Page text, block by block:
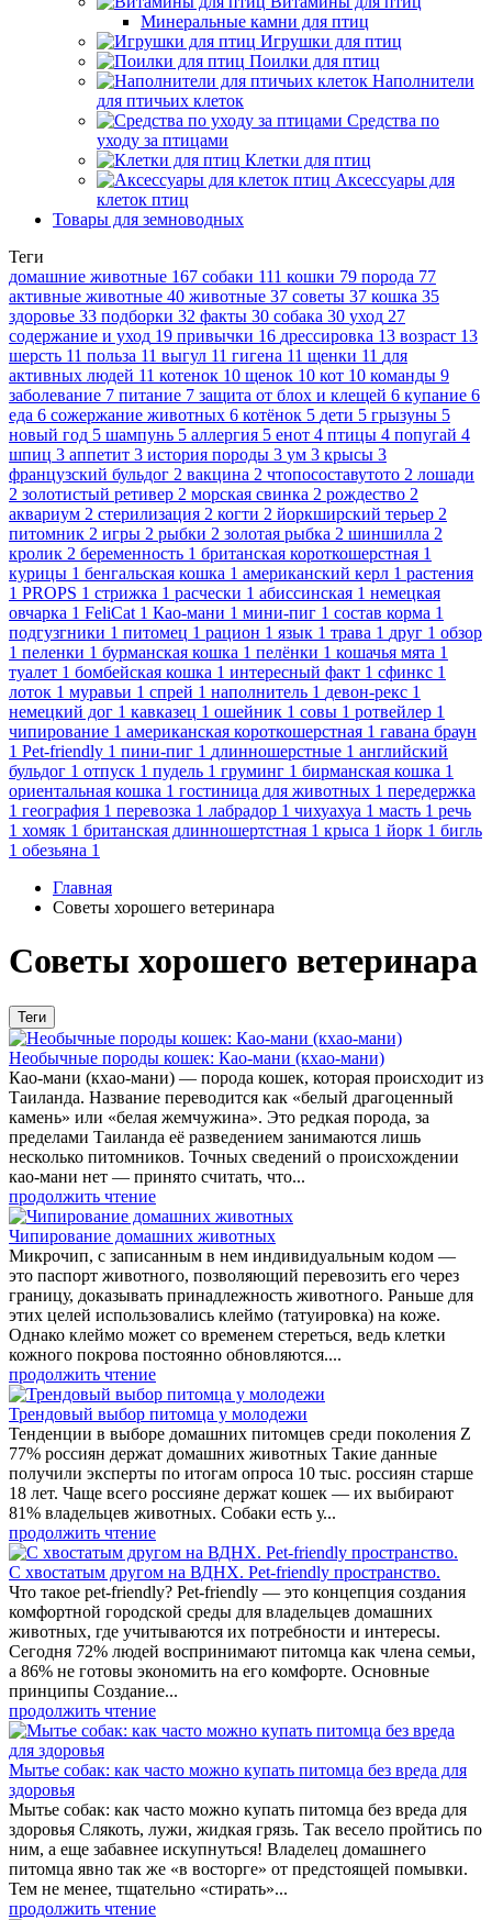
Минеральные камни для птиц
Игрушки для птиц
Поилки для птиц
Наполнители
для птичьих клеток
Средства по
уходу за птицами
Клетки для птиц
Аксессуары для
клеток птиц
Товары для земноводных
Теги
домашние животные 167 собаки 111 кошки 79 порода 77
активные животные 40 животные 37 советы 37 кошка 35
здоровье 33 подборки 32 факты 30 собака 30 уход 27
содержание и уход 19 привычки 16 дрессировка 13 возраст 13
шерсть 11 польза 11 выгул 11 гигена 11 щенки 11 для
активных людей 11 котенок 10 щенок 10 кот 10 команды 9
заболевание 7 питание 7 защита от блох и клещей 6 купание 6
еда 6 сожержание животных 6 котёнок 5 дети 5 грызуны 5
новый год 5 шампунь 5 аллергия 5 енот 4 птицы 4 попугай 4
шпиц 3 аппетит 3 история породы 3 ум 3 крысы 3
французский бульдог 2 вакцина 2 чтопосоставутото 2 лошади
2 золотистый ретивер 2 морская свинка 2 рождество 2
аквариум 2 стерилизация 2 когти 2 йоркширский терьер 2
питомник 2 игры 2 рыбки 2 золотая рыбка 2 шиншилла 2
кролик 2 беременность 1 британская короткошерстная 1
курицы 1 бенгальская кошка 1 американский керл 1 растения
1 PROPS 1 стрижка 1 расчески 1 абиссинская 1 немецкая
овчарка 1 FeliCat 1 Као-мани 1 мини-пиг 1 состав корма 1
подгузгники 1 питомец 1 рацион 1 язык 1 трава 1 друг 1 обзор
1 пеленки 1 бурманская кошка 1 пелёнки 1 кошачья мята 1
туалет 1 бомбейская кошка 1 интересный факт 1 сфинкс 1
лоток 1 муравьи 1 спрей 1 наполнитель 1 девон-рекс 1
немецкий дог 1 кавказец 1 ошейник 1 совы 1 ротвейлер 1
чипирование 1 американская короткошерстная 1 гавана браун
1 Pet-friendly 1 пини-пиг 1 длинношерстные 1 английский
бульдог 1 отпуск 1 пудель 1 груминг 1 бирманская кошка 1
ориентальная кошка 1 гостиница для животных 1 передержка
1 география 1 перевозка 1 лабрадор 1 чихуахуа 1 масть 1 речь
1 хомяк 1 британская длинношертстная 1 крыса 1 йорк 1 бигль
1 обезьяна 1
Главная
Советы хорошего ветеринара
Советы хорошего ветеринара
Теги
Необычные породы кошек: Као-мани (кхао-мани)
Као-мани (кхао-мани) — порода кошек, которая происходит из
Таиланда. Название переводится как «белый драгоценный
камень» или «белая жемчужина». Это редкая порода, за
пределами Таиланда её разведением занимаются лишь
несколько питомников. Точных сведений о происхождении
као-мани нет — принято считать, что...
продолжить чтение
Чипирование домашних животных
Микрочип, с записанным в нем индивидуальным кодом —
это паспорт животного, позволяющий перевозить его через
границу, доказывать принадлежность животного. Раньше для
этих целей использовались клеймо (татуировка) на коже.
Однако клеймо может со временем стереться, ведь клетки
кожного покрова постоянно обновляются....
продолжить чтение
Трендовый выбор питомца у молодежи
Тенденции в выборе домашних питомцев среди поколения Z
77% россиян держат домашних животных Такие данные
получили эксперты по итогам опроса 10 тыс. россиян старше
18 лет. Чаще всего россияне держат кошек — их выбирают
81% владельцев животных. Собаки есть у...
продолжить чтение
С хвостатым другом на ВДНХ. Pet-friendly пространство.
Что такое pet-friendly? Pet-friendly — это концепция создания
комфортной городской среды для владельцев домашних
животных, где учитываются их потребности и интересы.
Сегодня 72% людей воспринимают питомца как члена семьи,
а 86% не готовы экономить на его комфорте. Основные
принципы Создание...
продолжить чтение
Мытье собак: как часто можно купать питомца без вреда для
здоровья
Мытье собак: как часто можно купать питомца без вреда для
здоровья Слякоть, лужи, жидкая грязь. Так весело пройтись по
ним, а еще забавнее искупнуться! Владелец домашнего
питомца явно так же «в восторге» от предстоящей помывки.
Тем не менее, тщательно «стирать»...
продолжить чтение